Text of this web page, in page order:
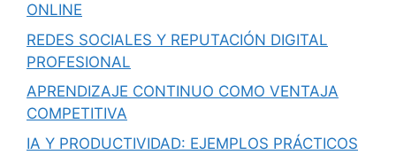
ONLINE
REDES SOCIALES Y REPUTACIÓN DIGITAL
PROFESIONAL
APRENDIZAJE CONTINUO COMO VENTAJA
COMPETITIVA
IA Y PRODUCTIVIDAD: EJEMPLOS PRÁCTICOS